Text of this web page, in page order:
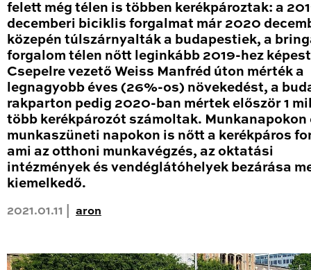
felett még télen is többen kerékpároztak: a
decemberi biciklis forgalmat már 2020
közepén túlszárnyalták a budapestiek, a
forgalom télen nőtt leginkább 2019-hez
Csepelre vezető Weiss Manfréd úton mérték a
legnagyobb éves (26%-os) növekedést, a
rakparton pedig 2020-ban mértek először 1
több kerékpározót számoltak. Munkanapokon
munkaszüneti napokon is nőtt a kerékpáros
ami az otthoni munkavégzés, az oktatási
intézmények és vendéglátóhelyek bezárása
kiemelkedő.
2021.01.11 | aron